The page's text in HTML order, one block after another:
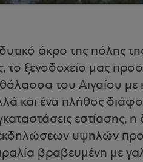
άκρο της πόλης
ξενοδοχείο μας
του Αιγαίου
και ένα πλήθος
εστίασης,
υψηλών
βραβευμένη με